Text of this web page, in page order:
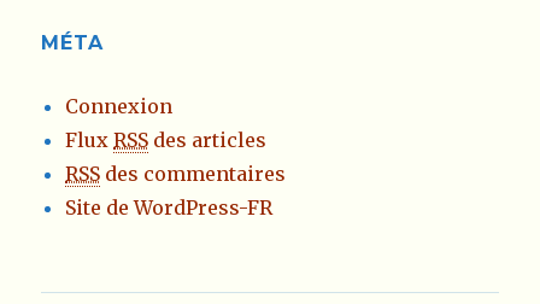
MÉTA
Connexion
FluxRSS des articles
RSS des commentaires
Site de WordPress-FR